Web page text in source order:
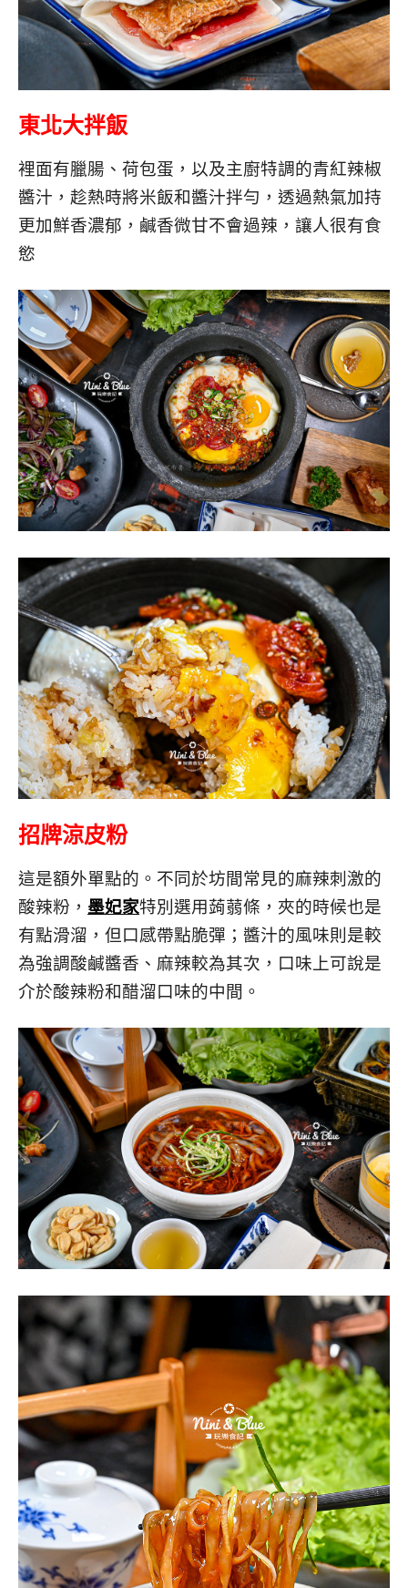
東北大拌飯
裡面有臘腸、荷包蛋，以及主廚特調的青紅辣椒
醬汁，趁熱時將米飯和醬汁拌勻，透過熱氣加持
更加鮮香濃郁，鹹香微甘不會過辣，讓人很有食
慾
招牌涼皮粉
這是額外單點的。不同於坊間常見的麻辣刺激的
酸辣粉， 墨妃家特別選用蒟蒻條，夾的時候也是
有點滑溜，但口感帶點脆彈；醬汁的風味則是較
為強調酸鹹醬香、麻辣較為其次，口味上可說是
介於酸辣粉和醋溜口味的中間。